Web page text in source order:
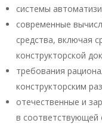
системы
современные
средства, включая
конструкторской
требования
конструкторским
отечественные и
в соответствующей